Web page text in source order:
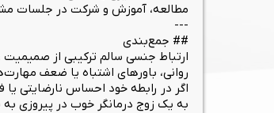
مطالعه، آموزش و شرکت در جلسات
---
## جمع‌بندی
ارتباط جنسی سالم ترکیبی از
روانی، باورهای اشتباه یا ضعف
اگر در رابطه خود احساس نارضایتی
به یک زوج درمانگر خوب در پیروزی